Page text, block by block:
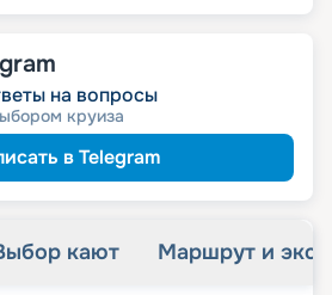
/ турист
силовыхведомств
семьям
на вопросы
круиза
в Telegram
кают Маршрут и